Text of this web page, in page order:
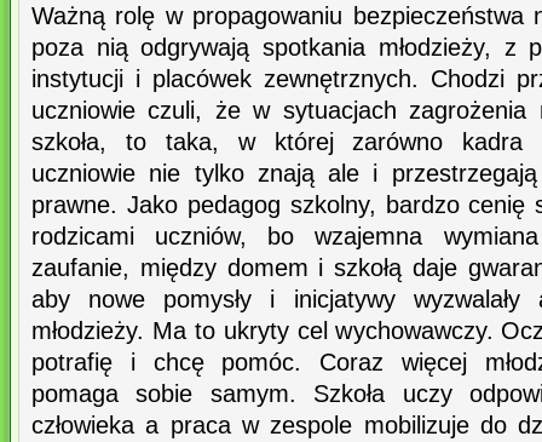
Ważną rolę w propagowaniu bezpieczeństwa
poza nią odgrywają spotkania młodzieży, z
instytucji i placówek zewnętrznych. Chodzi
uczniowie czuli, że w sytuacjach
szkoła, to taka, w której zarówno kadra
uczniowie nie tylko znają ale i
prawne. Jako pedagog szkolny, bardzo cenię
rodzicami uczniów, bo wzajemna
zaufanie, między domem i szkołą daje
aby nowe pomysły i inicjatywy wyzwalały
młodzieży. Ma to ukryty cel wychowawczy.
potrafię i chcę pomóc. Coraz więcej
pomaga sobie samym. Szkoła uczy
człowieka a praca w zespole mobilizuje do